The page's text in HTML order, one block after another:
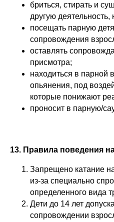
бриться, стирать и
другую
посещать парную
сопровождения
оставлять
присмотра;
находиться в парной
опьянения, под
которые понижают
проносит в парную/
13. Правила поведения
Запрещено катание
из-за специально
определенного вида
Дети до 14 лет
сопровождении